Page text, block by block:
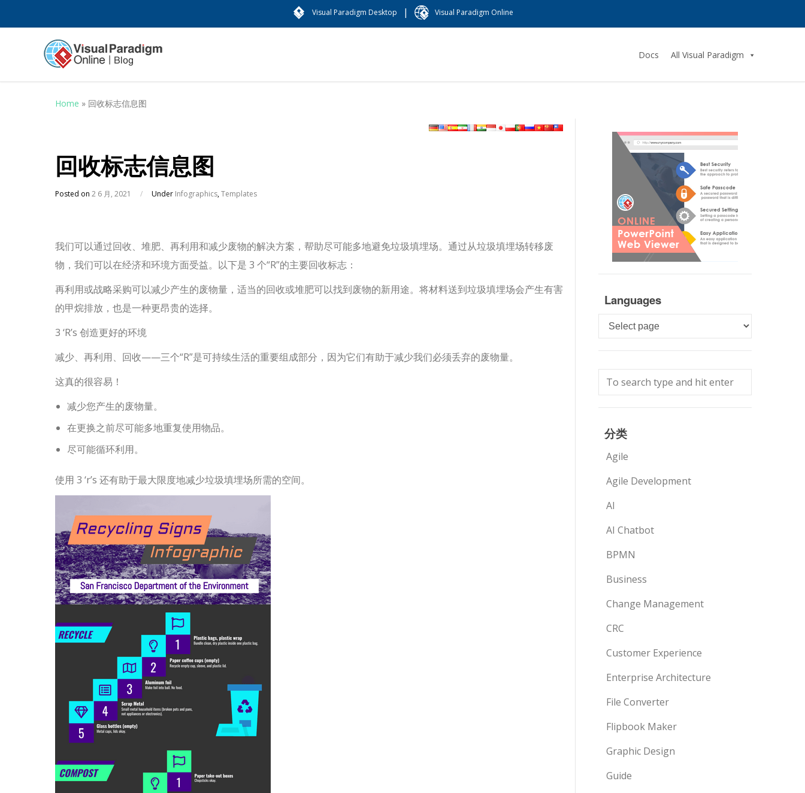
Visual Paradigm Desktop | Visual Paradigm Online
Docs All Visual Paradigm
Home » 回收标志信息图
回收标志信息图
Posted on 2 6 月, 2021 / Under Infographics,Templates
我们可以通过回收、堆肥、再利用和减少废物的解决方案，帮助尽可能多地避免垃圾填埋场。通过从垃圾填埋场转移废
物，我们可以在经济和环境方面受益。以下是 3 个“R”的主要回收标志：
再利用或战略采购可以减少产生的废物量，适当的回收或堆肥可以找到废物的新用途。将材料送到垃圾填埋场会产生有害
的甲烷排放，也是一种更昂贵的选择。
3 ‘R’s 创造更好的环境
减少、再利用、回收——三个“R”是可持续生活的重要组成部分，因为它们有助于减少我们必须丢弃的废物量。
这真的很容易！
减少您产生的废物量。
在更换之前尽可能多地重复使用物品。
尽可能循环利用。
使用 3 ‘r’s 还有助于最大限度地减少垃圾填埋场所需的空间。
Languages
Languages
分类
Agile
Agile Development
AI
AI Chatbot
BPMN
Business
Change Management
CRC
Customer Experience
Enterprise Architecture
File Converter
Flipbook Maker
Graphic Design
Guide